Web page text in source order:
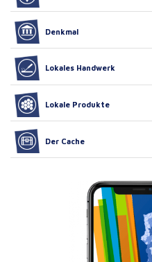
Denkmal
Lokales Handwerk
Lokale Produkte
Der Cache